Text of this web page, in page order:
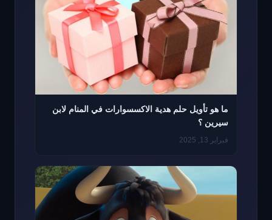
ما هو تأويل حلم هدية الاكسسوارات في المنام لابن
سيرين ؟
فبراير 13, 2025